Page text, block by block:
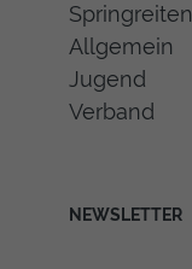
Springreiten
Allgemein
Jugend
Verband
NEWSLETTER